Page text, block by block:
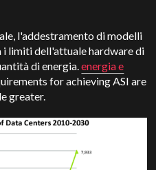
l'addestramento di modelli
i limiti dell'attuale hardware di
di energia.energia e
for achieving ASI are
greater.